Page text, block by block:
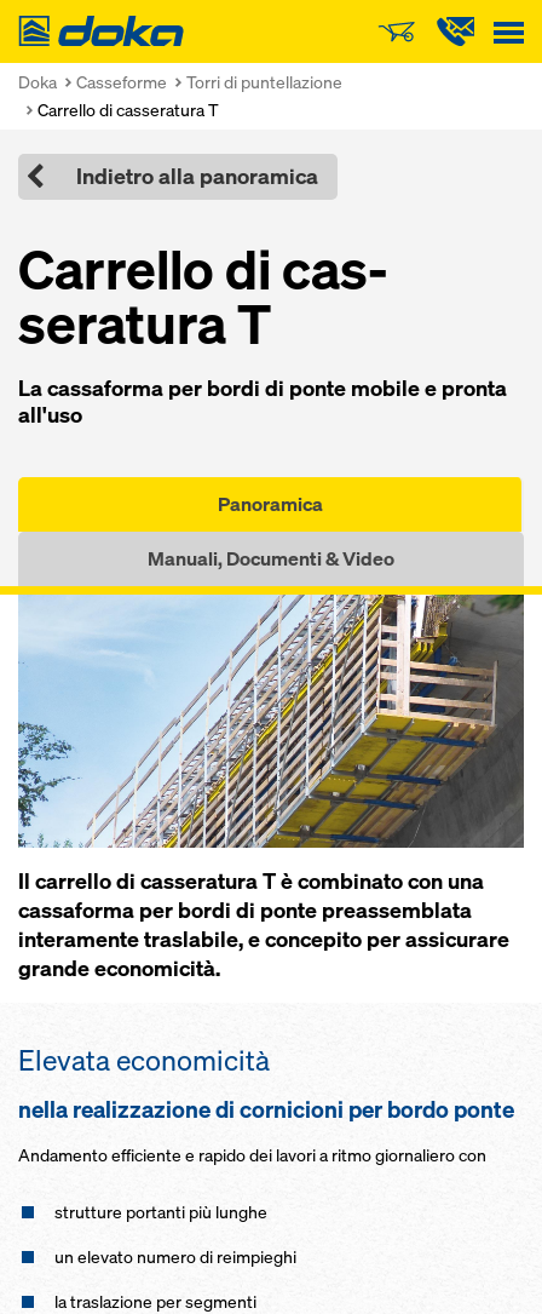
Doka
Doka Casseforme
Torri di puntellazione
Carrello di casseratura T
Indietro alla panoramica
Carrello di cas­
seratura T
La cas­saforma per bordi di ponte mobile e pronta
all'uso
Panoramica
Manuali, Documenti & Video
Il carrello di cas­seratura T è combinato con una
cas­saforma per bordi di ponte pre­as­semblata
interamente traslabile, e concepito per as­sicurare
grande economicità.
Elevata economicità
nella realizzazione di cornicioni per bordo ponte
Andamento efficiente e rapido dei lavori a ritmo giornaliero con
strutture portanti più lunghe
un elevato numero di reimpieghi
la traslazione per segmenti